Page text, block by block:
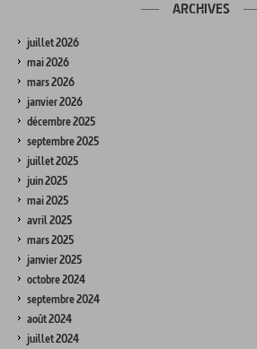
ARCHIVES
juillet 2026
mai 2026
mars 2026
janvier 2026
décembre 2025
septembre 2025
juillet 2025
juin 2025
mai 2025
avril 2025
mars 2025
janvier 2025
octobre 2024
septembre 2024
août 2024
juillet 2024